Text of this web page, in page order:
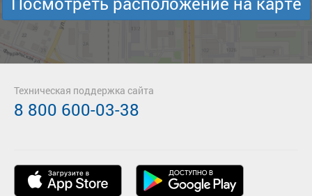
Техническая поддержка сайта
8 800 600-03-38